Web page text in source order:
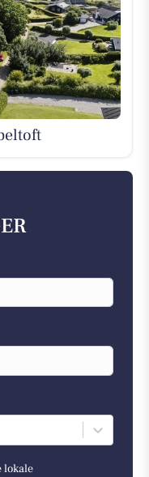
lokale